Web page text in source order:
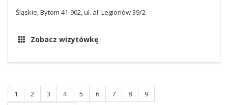
Śląskie, Bytom 41-902, ul. al. Legionów 39/2
Zobacz wizytówkę
1 2 3 4 5 6 7 8
9